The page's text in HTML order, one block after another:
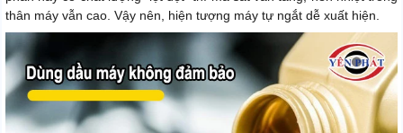
thân máy vẫn cao. Vậy nên, hiện tượng máy tự ngắt dễ xuất hiện.